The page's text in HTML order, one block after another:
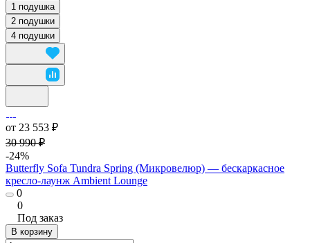
1 подушка
2 подушки
4 подушки
от 23 553 ₽
30 990 ₽
-24%
Butterfly Sofa Tundra Spring (Микровелюр) — бескаркасное
кресло-лаунж Ambient Lounge
0
0
Под заказ
В корзину